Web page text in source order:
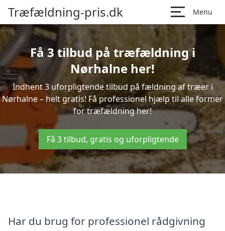
Træfældning-pris.dk Menu
Få 3 tilbud på træfældning i
Nørhalne her!
Indhent 3 uforpligtende tilbud på fældning af træer i
Nørhalne – helt gratis! Få professionel hjælp til alle former
for træfældning her!
Få 3 tilbud, gratis og uforpligtende
Har du brug for professionel rådgivning